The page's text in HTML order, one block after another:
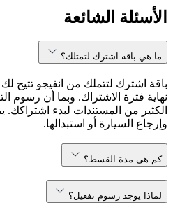
الأسئلة الشائعة
ما هي باقة اشترك لتمتلك؟
باقة اشترك لتتملك من انفيجو تتيح
نهاية فترة الاشتراك. وبما أن رسوم
الكثير من المستندات لبدء
وإرجاع السيارة أو استبدالها.
كم هي مدة القسط؟
لماذا يوجد رسوم تفعيل؟